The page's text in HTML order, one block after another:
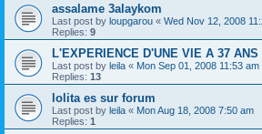
assalame 3alaykom
Last post by loupgarou « Wed Nov 12, 2008
Replies: 9
L'EXPERIENCE D'UNE VIE A 37 ANS
Last post by leila « Mon Sep 01, 2008 11:53 am
Replies: 13
lolita es sur forum
Last post by leila « Mon Aug 18, 2008 7:50 am
Replies: 1